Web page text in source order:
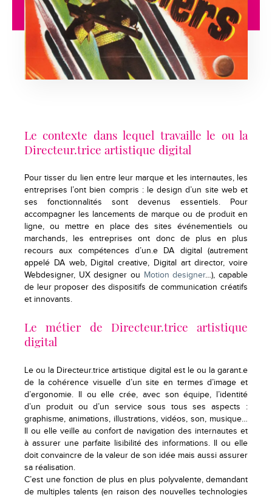
Le contexte dans lequel travaille le ou la
Directeur.trice artistique digital
Pour tisser du lien entre leur marque et les internautes, les
entreprises l’ont bien compris : le design d’un site web et
ses fonctionnalités sont devenus essentiels. Pour
accompagner les lancements de marque ou de produit en
ligne, ou mettre en place des sites événementiels ou
marchands, les entreprises ont donc de plus en plus
recours aux compétences d’un.e DA digital (autrement
appelé DA web, Digital creative, Digital art director, voire
Webdesigner, UX designer ou Motion designer…), capable
de leur proposer des dispositifs de communication créatifs
et innovants.
Le métier de Directeur.trice artistique
digital
Le ou la Directeur.trice artistique digital est le ou la garant.e
de la cohérence visuelle d’un site en termes d’image et
d’ergonomie. Il ou elle crée, avec son équipe, l’identité
d’un produit ou d’un service sous tous ses aspects :
graphisme, animations, illustrations, vidéos, son, musique…
Il ou elle veille au confort de navigation des internautes et
à assurer une parfaite lisibilité des informations. Il ou elle
doit convaincre de la valeur de son idée mais aussi assurer
sa réalisation.
C’est une fonction de plus en plus polyvalente, demandant
de multiples talents (en raison des nouvelles technologies